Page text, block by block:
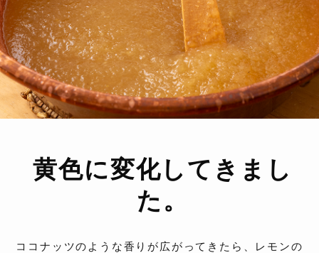
黄色に変化してきまし
た。
ココナッツのような香りが広がってきたら、レモンの